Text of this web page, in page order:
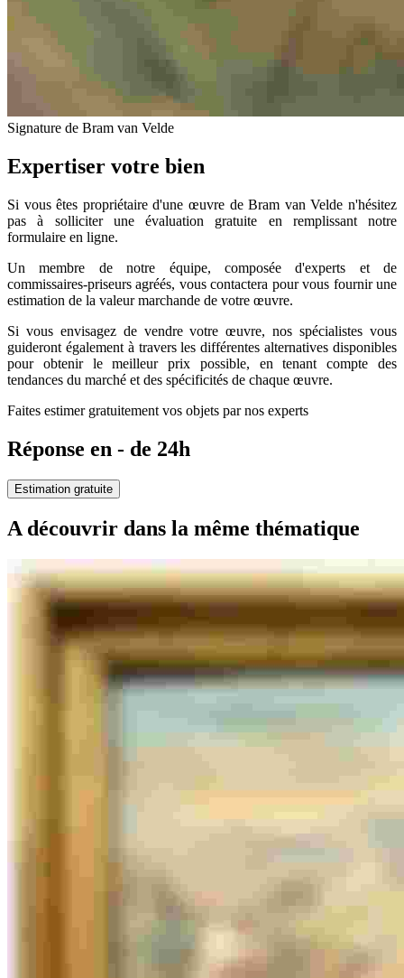
Signature de Bram van Velde
Expertiser votre bien
Si vous êtes propriétaire d'une œuvre de Bram van Velde n'hésitez
pas à solliciter une évaluation gratuite en remplissant notre
formulaire en ligne.
Un membre de notre équipe, composée d'experts et de
commissaires-priseurs agréés, vous contactera pour vous fournir une
estimation de la valeur marchande de votre œuvre.
Si vous envisagez de vendre votre œuvre, nos spécialistes vous
guideront également à travers les différentes alternatives disponibles
pour obtenir le meilleur prix possible, en tenant compte des
tendances du marché et des spécificités de chaque œuvre.
Faites estimer gratuitement vos objets par nos experts
Réponse en - de 24h
Estimation gratuite
A découvrir dans la même thématique